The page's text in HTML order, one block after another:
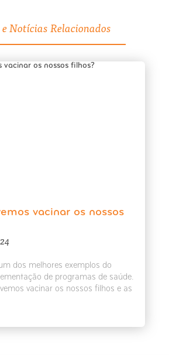
Notícias Relacionados
vacinar os nossos
dos melhores exemplos do
de programas de saúde.
vacinar os nossos filhos e as